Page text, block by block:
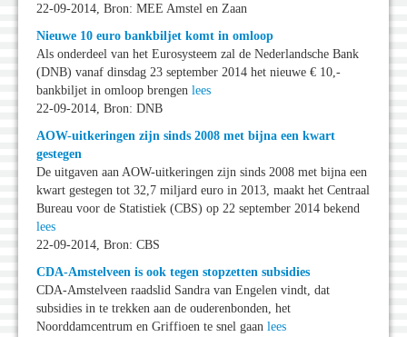
22-09-2014, Bron: MEE Amstel en Zaan
Nieuwe 10 euro bankbiljet komt in omloop
Als onderdeel van het Eurosysteem zal de Nederlandsche Bank
(DNB) vanaf dinsdag 23 september 2014 het nieuwe € 10,-
bankbiljet in omloop brengen lees
22-09-2014, Bron: DNB
AOW-uitkeringen zijn sinds 2008 met bijna een kwart
gestegen
De uitgaven aan AOW-uitkeringen zijn sinds 2008 met bijna een
kwart gestegen tot 32,7 miljard euro in 2013, maakt het Centraal
Bureau voor de Statistiek (CBS) op 22 september 2014 bekend
lees
22-09-2014, Bron: CBS
CDA-Amstelveen is ook tegen stopzetten subsidies
CDA-Amstelveen raadslid Sandra van Engelen vindt, dat
subsidies in te trekken aan de ouderenbonden, het
Noorddamcentrum en Griffioen te snel gaan lees